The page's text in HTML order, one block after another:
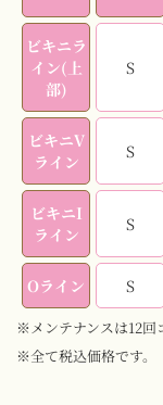
ビキニラ
イン(上
部)
S
ビキニV
ライン
S
ビキニI
ライン
S
Oライン S
※メンテナンスは12回
※全て税込価格です。